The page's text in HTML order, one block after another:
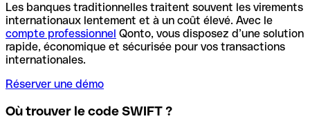
Les banques traditionnelles traitent souvent les virements
internationaux lentement et à un coût élevé. Avec le
compte professionnel Qonto, vous disposez d’une solution
rapide, économique et sécurisée pour vos transactions
internationales.
Réserver une démo
Où trouver le code SWIFT ?